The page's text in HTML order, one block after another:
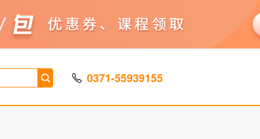
0371-55939155